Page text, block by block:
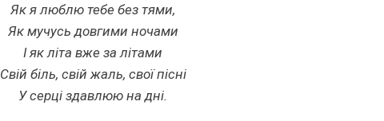
Як я люблю тебе без тями,
Як мучусь довгими ночами
І як літа вже за літами
Свій біль, свій жаль, свої пісні
У серці здавлюю на дні.